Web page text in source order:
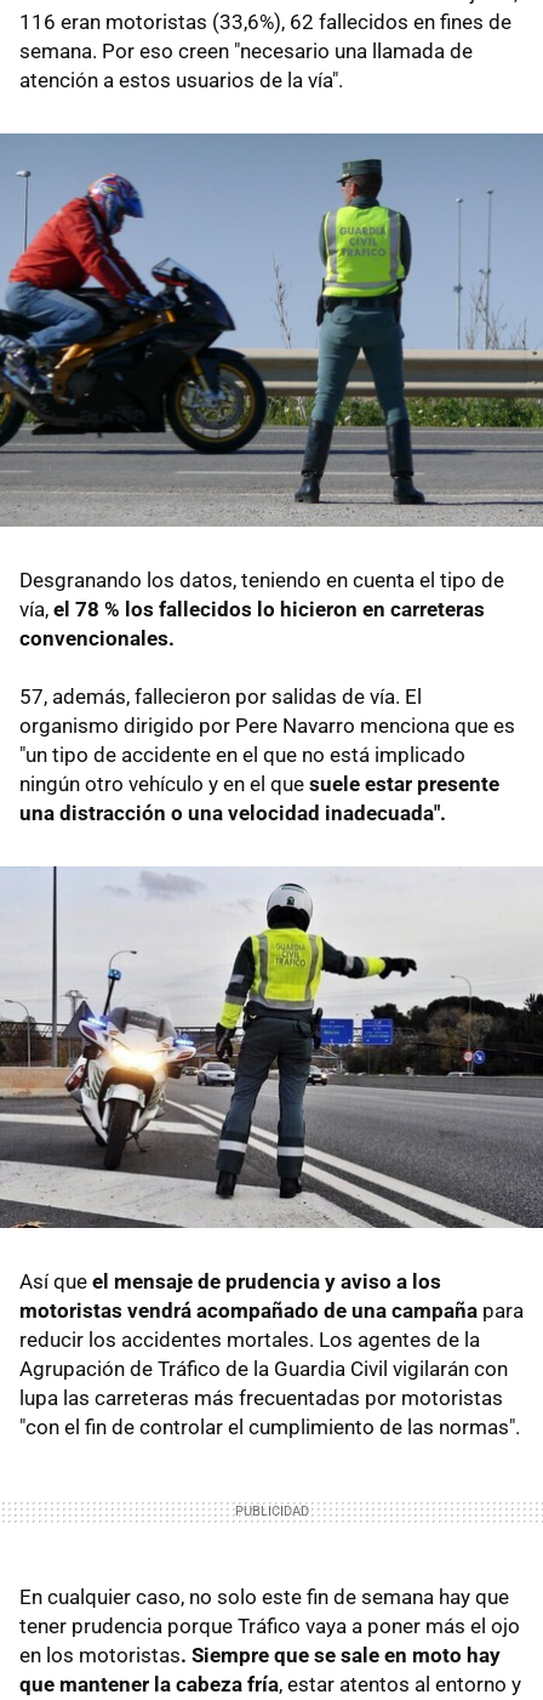
116 eran motoristas (33,6%), 62 fallecidos en fines de
semana. Por eso creen "necesario una llamada de
atención a estos usuarios de la vía".
Desgranando los datos, teniendo en cuenta el tipo de
vía, el 78 % los fallecidos lo hicieron en carreteras
convencionales.
57, además, fallecieron por salidas de vía. El
organismo dirigido por Pere Navarro menciona que es
"un tipo de accidente en el que no está implicado
ningún otro vehículo y en el que suele estar presente
una distracción o una velocidad inadecuada".
Así que el mensaje de prudencia y aviso a los
motoristas vendrá acompañado de una campaña para
reducir los accidentes mortales. Los agentes de la
Agrupación de Tráfico de la Guardia Civil vigilarán con
lupa las carreteras más frecuentadas por motoristas
"con el fin de controlar el cumplimiento de las normas".
En cualquier caso, no solo este fin de semana hay que
tener prudencia porque Tráfico vaya a poner más el ojo
en los motoristas. Siempre que se sale en moto hay
que mantener la cabeza fría, estar atentos al entorno y